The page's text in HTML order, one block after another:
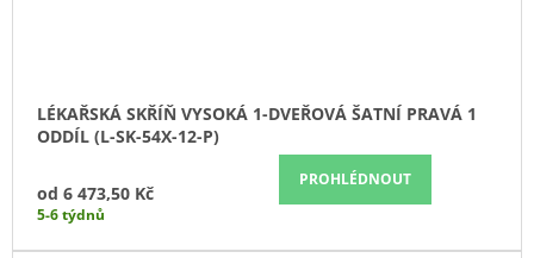
LÉKAŘSKÁ SKŘÍŇ VYSOKÁ 1-DVEŘOVÁ ŠATNÍ PRAVÁ 1
ODDÍL (L-SK-54X-12-P)
od 6 473,50 Kč
PROHLÉDNOUT
5-6 týdnů